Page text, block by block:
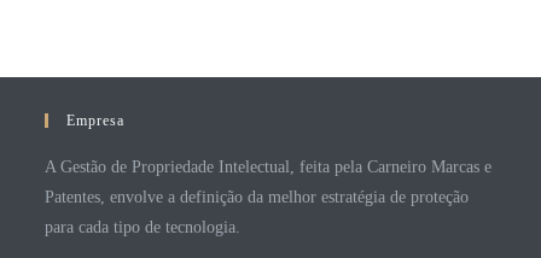
Empresa
A Gestão de Propriedade Intelectual, feita pela Carneiro Marcas e
Patentes, envolve a definição da melhor estratégia de proteção
para cada tipo de tecnologia.